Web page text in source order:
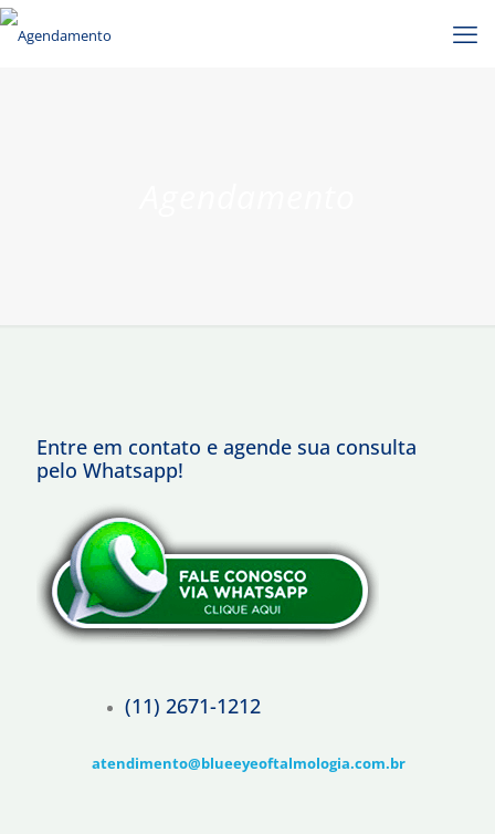
Entre em contato e agende sua consulta
pelo Whatsapp!
(11) 2671-1212
atendimento@blueeyeoftalmologia.com.br